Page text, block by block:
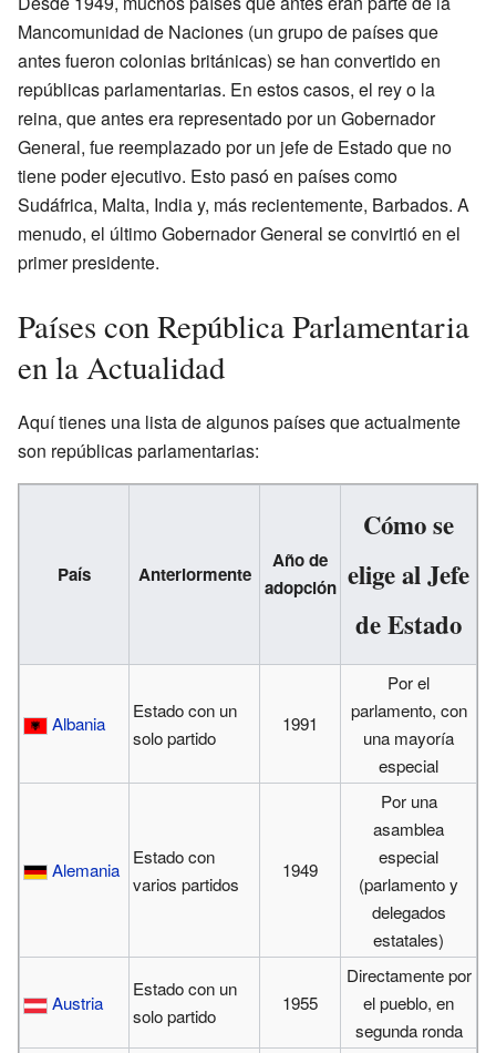
Mancomunidad de Naciones (un grupo de países que
antes fueron colonias británicas) se han convertido en
repúblicas parlamentarias. En estos casos, el rey o la
reina, que antes era representado por un Gobernador
General, fue reemplazado por un jefe de Estado que no
tiene poder ejecutivo. Esto pasó en países como
Sudáfrica, Malta, India y, más recientemente, Barbados. A
menudo, el último Gobernador General se convirtió en el
primer presidente.
Países con República Parlamentaria
en la Actualidad
Aquí tienes una lista de algunos países que actualmente
son repúblicas parlamentarias:
País Anteriormente
Año de
adopción
Cómo se
elige al Jefe
de Estado
Albania
Estado con un
solo partido
1991
Por el
parlamento, con
una mayoría
especial
Alemania
Estado con
varios partidos
1949
Por una
asamblea
especial
(parlamento y
delegados
estatales)
Austria
Estado con un
solo partido
1955
Directamente por
el pueblo, en
segunda ronda